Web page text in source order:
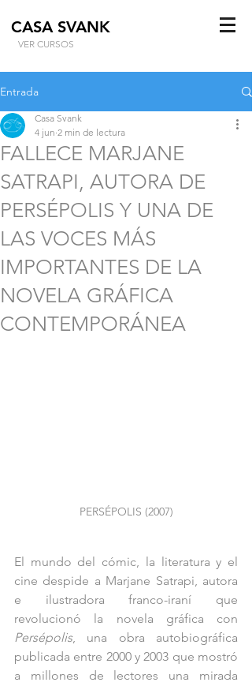
CASA SVANK
VER CURSOS
Entrada
FALLECE MARJANE
SATRAPI, AUTORA DE
PERSÉPOLIS Y UNA DE
LAS VOCES MÁS
IMPORTANTES DE LA
NOVELA GRÁFICA
CONTEMPORÁNEA
Casa Svank
4 jun 2 min de lectura
PERSÉPOLIS (2007)
El mundo del cómic, la literatura y el
cine despide a Marjane Satrapi, autora
e ilustradora franco-iraní que
Persépolis, una obra autobiográfica
publicada entre 2000 y 2003 que mostró
a millones de lectores una mirada